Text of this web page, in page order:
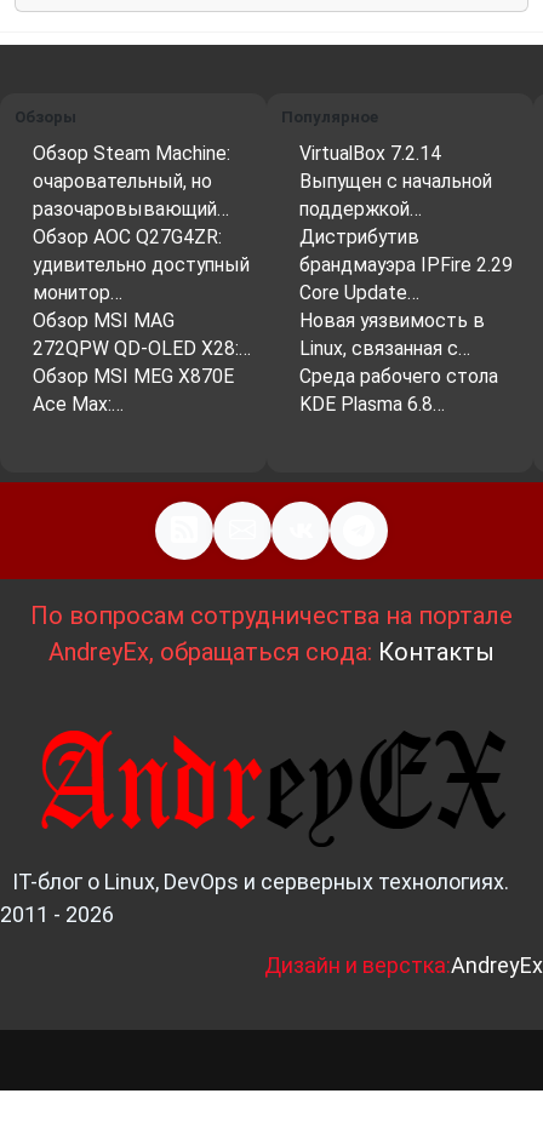
Обзоры
Обзор Steam Machine:
очаровательный, но
разочаровывающий…
Обзор AOC Q27G4ZR:
удивительно доступный
монитор…
Обзор MSI MAG
272QPW QD-OLED X28:…
Обзор MSI MEG X870E
Ace Max:…
Популярное
VirtualBox 7.2.14
Выпущен с начальной
поддержкой…
Дистрибутив
брандмауэра IPFire 2.29
Core Update…
Новая уязвимость в
Linux, связанная с…
Среда рабочего стола
KDE Plasma 6.8…
По вопросам сотрудничества на портале
AndreyEx, обращаться сюда: Контакты
IT-блог о Linux, DevOps и серверных технологиях.
2011 - 2026
Дизайн и верстка:AndreyEx